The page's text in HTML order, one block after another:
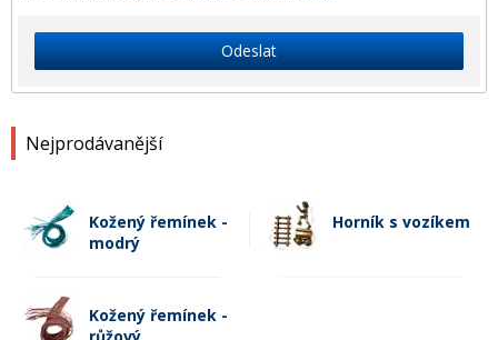
Nejprodávanější
Kožený řemínek -
modrý
Horník s vozíkem
Kožený řemínek -
Odeslat